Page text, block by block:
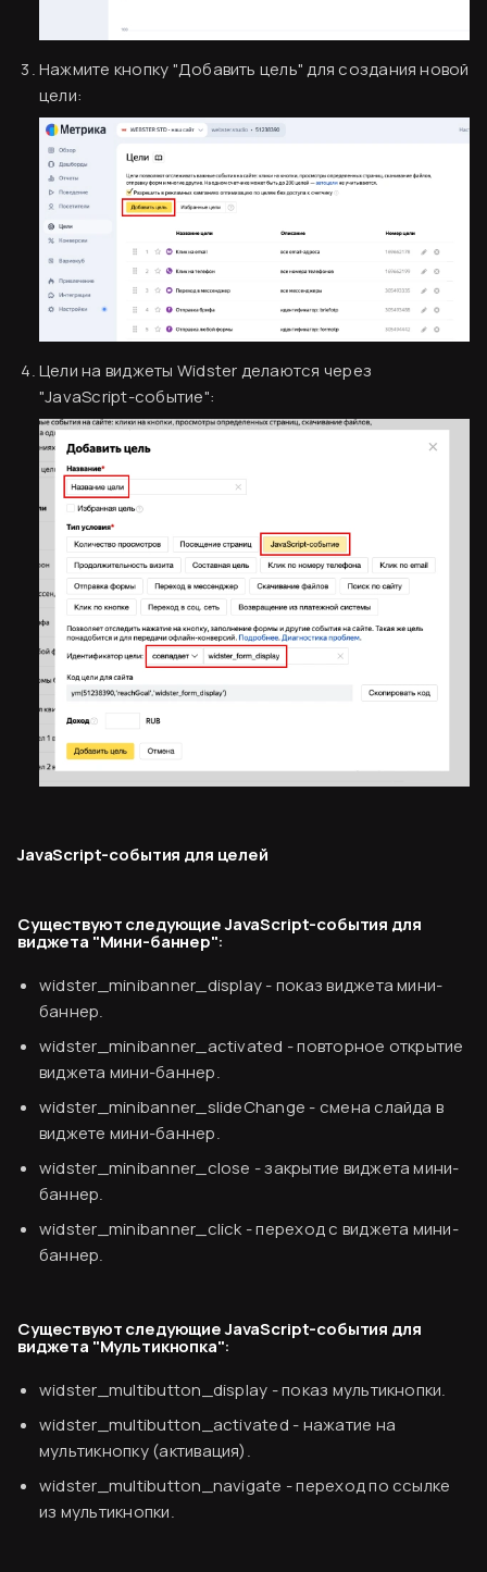
Нажмите кнопку "Добавить цель" для создания новой
цели:
Цели на виджеты Widster делаются через
"JavaScript-событие":
JavaScript-события для целей
Существуют следующие JavaScript-события для
виджета "Мини-баннер":
widster_minibanner_display- показ виджета мини-
баннер.
widster_minibanner_activated - повторное открытие
виджета мини-баннер.
widster_minibanner_slideChange - смена слайда в
виджете мини-баннер.
widster_minibanner_close - закрытие виджета мини-
баннер.
widster_minibanner_click - переход с виджета мини-
баннер.
Существуют следующие JavaScript-события для
виджета "Мультикнопка":
widster_multibutton_display - показ мультикнопки.
widster_multibutton_activated - нажатие на
мультикнопку (активация).
widster_multibutton_navigate - переход по ссылке
из мультикнопки.
Согласен